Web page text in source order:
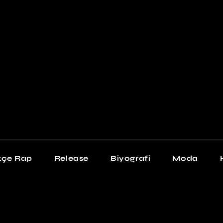
Rap Release Biyografi Moda